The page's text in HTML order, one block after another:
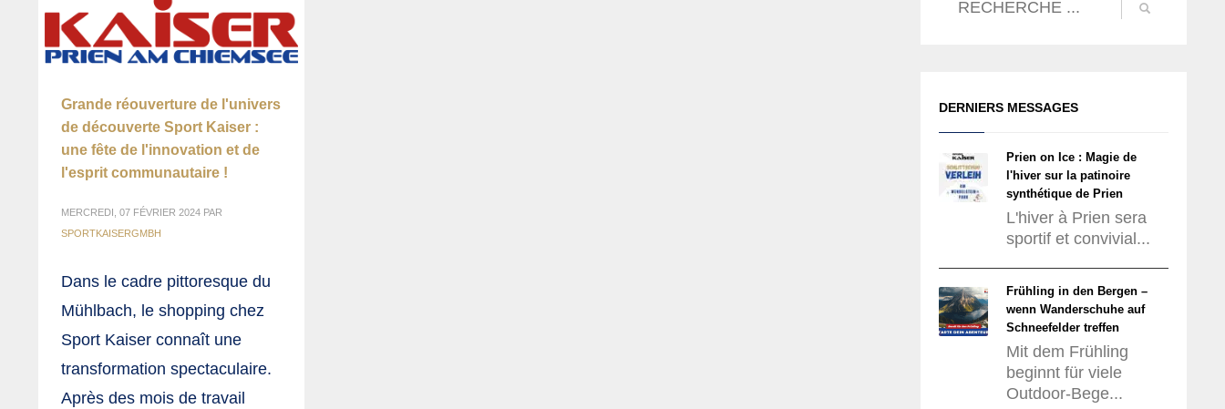
Grande réouverture de l'univers
de découverte Sport Kaiser :
une fête de l'innovation et de
l'esprit communautaire !
MERCREDI, 07 FÉVRIER 2024 PAR
SPORTKAISERGMBH
Dans le cadre pittoresque du
Mühlbach, le shopping chez
Sport Kaiser connaît une
transformation spectaculaire.
Après des mois de travail
DERNIERS MESSAGES
Prien on Ice : Magie de
l'hiver sur la patinoire
synthétique de Prien
L'hiver à Prien sera
sportif et convivial...
Frühling in den Bergen –
wenn Wanderschuhe auf
Schneefelder treffen
Mit dem Frühling
beginnt für viele
Outdoor-Bege...